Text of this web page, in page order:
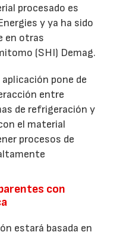
procesado es
y ya ha sido
en otras
(SHI) Demag.
pone de
entre
de refrigeración y
el material
procesos de
con
estará basada en